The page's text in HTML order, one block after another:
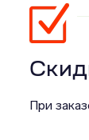
При